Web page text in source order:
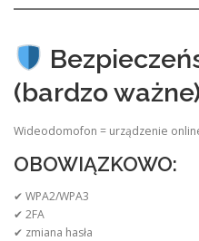
(bardzo
Wideodomofon = urządzenie
OBOWIĄZKOWO:
✔ WPA2/WPA3
✔ 2FA
✔ zmiana hasła